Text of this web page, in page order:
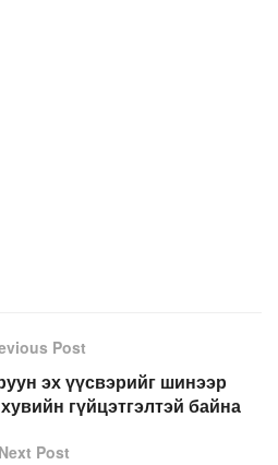
Post
эх үүсвэрийг шинээр
гүйцэтгэлтэй байна
Next Post